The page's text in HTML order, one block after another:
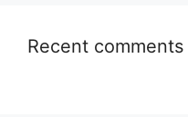
Recent comments